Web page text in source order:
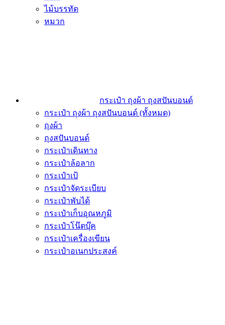
ไม้บรรทัด
หมวก
กระเป๋า ถุงผ้า ถุงสปันบอนด์
กระเป๋า ถุงผ้า ถุงสปันบอนด์ (ทั้งหมด)
ถุงผ้า
ถุงสปันบอนด์
กระเป๋าเดินทาง
กระเป๋าล้อลาก
กระเป๋าเป้
กระเป๋าจัดระเบียบ
กระเป๋าพับได้
กระเป๋าเก็บอุณหภูมิ
กระเป๋าโน๊ตบุ๊ค
กระเป๋าเครื่องเขียน
กระเป๋าอเนกประสงค์